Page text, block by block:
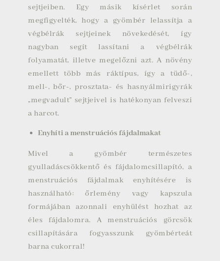
sejtjeiben. Egy másik kísérlet során
megfigyelték, hogy a gyömbér lelassítja a
végbélrák sejtjeinek növekedését, így
nagyban segít lassítani a végbélrák
folyamatát, illetve megelőzni azt. A növény
emellett több más ráktípus, így a tüdő-,
mell-, bőr-, prosztata- és hasnyálmirigyrák
„megvadult” sejtjeivel is hatékonyan felveszi
a harcot.
Enyhíti a menstruációs fájdalmakat
Mivel a gyömbér természetes
gyulladáscsökkentő és fájdalomcsillapító, a
menstruációs fájdalmak enyhítésére is
használható: őrlemény vagy kapszula
formájában azonnali enyhülést hozhat az
éles fájdalomra. A menstruációs görcsök
csillapítására fogyasszunk gyömbérteát
barna cukorral!